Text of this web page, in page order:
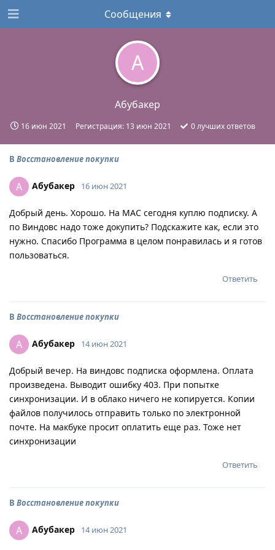
А
Абубакер
16 июн 2021 Регистрация: 13 июн 2021 0лучших ответов
Сообщения
В Восстановление покупки
А Абубакер 16 июн 2021
Добрый день. Хорошо. На MAC сегодня куплю подписку. А
по Виндовс надо тоже докупить? Подскажите как, если это
нужно. Спасибо Программа в целом понравилась и я готов
пользоваться.
Ответить
В Восстановление покупки
А Абубакер 14 июн 2021
Добрый вечер. На виндовс подписка оформлена. Оплата
произведена. Выводит ошибку 403. При попытке
синхронизации. И в облако ничего не копируется. Копии
файлов получилось отправить только по электронной
почте. На макбуке просит оплатить еще раз. Тоже нет
синхронизации
Ответить
В Восстановление покупки
А Абубакер 14 июн 2021